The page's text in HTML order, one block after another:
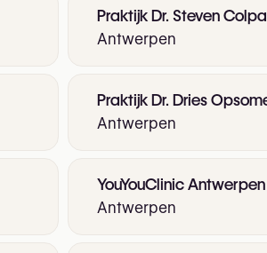
Praktijk Dr. Steven
Antwerpen
Praktijk Dr. Dries
Antwerpen
YouYouClinic Antwerpen
Antwerpen